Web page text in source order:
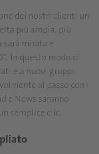
dei nostri clienti un
più ampia, più
sarà mirata e
In questo modo ci
e a nuovi gruppi
al passo con i
e News saranno
semplice clic.